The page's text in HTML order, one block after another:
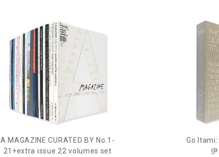
A MAGAZINE CURATED BY No.1-
21+extra issue 22 volumes set
Go Itami: